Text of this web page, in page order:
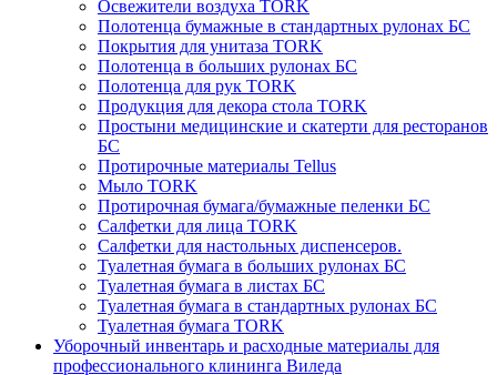
Освежители воздуха TORK
Полотенца бумажные в стандартных рулонах БС
Покрытия для унитаза TORK
Полотенца в больших рулонах БС
Полотенца для рук TORK
Продукция для декора стола TORK
Простыни медицинские и скатерти для ресторанов
БС
Протирочные материалы Tellus
Мыло TORK
Протирочная бумага/бумажные пеленки БС
Салфетки для лица TORK
Салфетки для настольных диспенсеров.
Туалетная бумага в больших рулонах БС
Туалетная бумага в листах БС
Туалетная бумага в стандартных рулонах БС
Туалетная бумага TORK
Уборочный инвентарь и расходные материалы для
профессионального клининга Виледа